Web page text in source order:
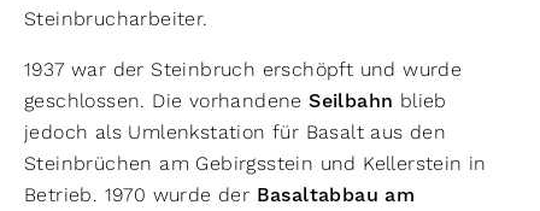
Steinbrucharbeiter.
1937 war der Steinbruch erschöpft und wurde
geschlossen. Die vorhandene Seilbahn blieb
jedoch als Umlenkstation für Basalt aus den
Steinbrüchen am Gebirgsstein und Kellerstein in
Betrieb. 1970 wurde der Basaltabbau am